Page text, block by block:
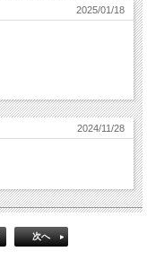
2025/01/18
2024/11/28
次へ